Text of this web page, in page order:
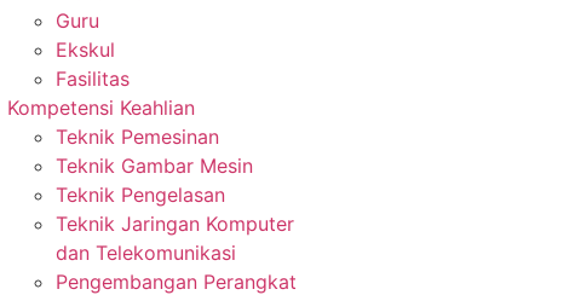
Guru
Ekskul
Fasilitas
Kompetensi Keahlian
Teknik Pemesinan
Teknik Gambar Mesin
Teknik Pengelasan
Teknik Jaringan Komputer
dan Telekomunikasi
Pengembangan Perangkat